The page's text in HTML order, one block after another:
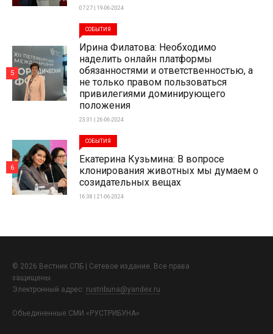
07:27 | 19-06-2024
СОБЫТИЯ
Ирина Филатова: Необходимо
наделить онлайн платформы
обязанностями и ответственностью, а
не только правом пользоваться
привилегиями доминирующего
положения
23:31 | 26-06-2024
5
СОБЫТИЯ
Екатерина Кузьмина: В вопросе
клонирования животных мы думаем о
созидательных вещах
16:38 | 21-06-2024
6
© 2026 Вестник СПБ | Сетевое издание. Все права
защищены.
Электронный адрес: rustribuna@yandex.ru
Объединенные СМИ «РУСТРИБУНА»